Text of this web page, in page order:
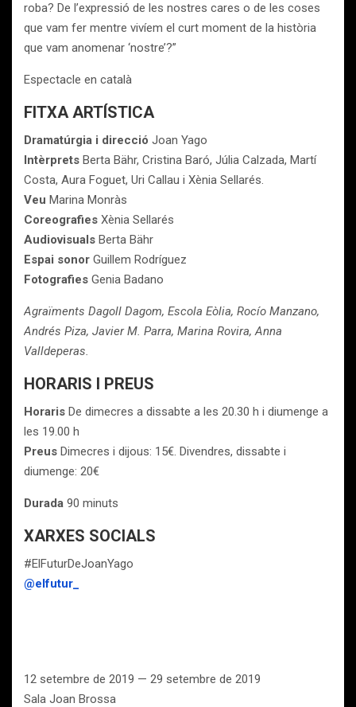
roba? De l’expressió de les nostres cares o de les coses
que vam fer mentre vivíem el curt moment de la història
que vam anomenar ‘nostre’?”
Espectacle en català
FITXA ARTÍSTICA
Dramatúrgia i direcció Joan Yago
Intèrprets Berta Bähr, Cristina Baró, Júlia Calzada, Martí
Costa, Aura Foguet, Uri Callau i Xènia Sellarés.
Veu Marina Monràs
Coreografies Xènia Sellarés
Audiovisuals Berta Bähr
Espai sonor Guillem Rodríguez
Fotografies Genia Badano
Agraïments Dagoll Dagom, Escola Eòlia, Rocío Manzano,
Andrés Piza, Javier M. Parra, Marina Rovira, Anna
Valldeperas.
HORARIS I PREUS
Horaris De dimecres a dissabte a les 20.30 h i diumenge a
les 19.00 h
Preus Dimecres i dijous: 15€. Divendres, dissabte i
diumenge: 20€
Durada 90 minuts
XARXES SOCIALS
#ElFuturDeJoanYago
@elfutur_
12 setembre de 2019 — 29 setembre de 2019
Sala Joan Brossa